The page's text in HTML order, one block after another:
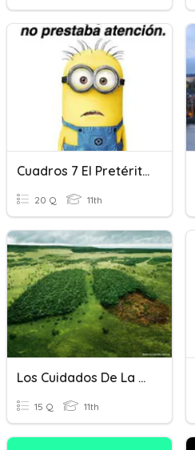
Cuadros 7 El Pretérito
20 Q 11th
Los Cuidados De La Biodiversidad.
15 Q 11th